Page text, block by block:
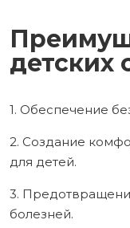
детских
1. Обеспечение
2. Создание
для детей.
3.
болезней.